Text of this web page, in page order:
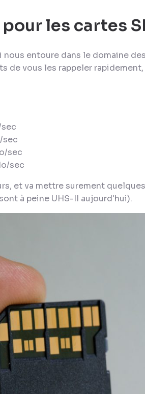
les cartes
nous entoure dans le domaine
de vous les rappeler
sec
sec
sec
et va mettre surement
à peine UHS-II aujourd'hui).